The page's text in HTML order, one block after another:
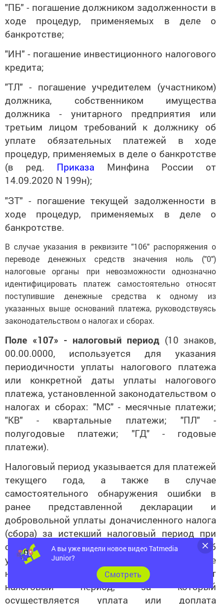
"ПБ" - погашение должником задолженности в
ходе процедур, применяемых в деле о
банкротстве;
"ИН" - погашение инвестиционного налогового
кредита;
"ТЛ" - погашение учредителем (участником)
должника, собственником имущества
должника - унитарного предприятия или
третьим лицом требований к должнику об
уплате обязательных платежей в ходе
процедур, применяемых в деле о банкротстве
(в ред. Приказа Минфина России от
14.09.2020 N 199н);
"ЗТ" - погашение текущей задолженности в
ходе процедур, применяемых в деле о
банкротстве.
В случае указания в реквизите "106" распоряжения о
переводе денежных средств значения ноль ("0")
налоговые органы при невозможности однозначно
идентифицировать платеж самостоятельно относят
поступившие денежные средства к одному из
указанных выше оснований платежа, руководствуясь
законодательством о налогах и сборах.
Поле «107» - налоговый период (10 знаков,
00.00.0000, используется для указания
периодичности уплаты налогового платежа
или конкретной даты уплаты налогового
платежа, установленной законодательством о
налогах и сборах: "МС" - месячные платежи;
"КВ" - квартальные платежи; "ПЛ" -
полугодовые платежи; "ГД" - годовые
платежи).
Налоговый период указывается для платежей
текущего года, а также в случае
самостоятельного обнаружения ошибки в
ранее представленной декларации и
добровольной уплаты доначисленного налога
(сбора) за истекший налоговый период при
отсутствии требования налогового органа об
уплате налогов (сборов). В показателе
налогового периода следует указать тот
налоговый период, за который
осуществляется уплата или доплата
А вы уже видели новое видео Tatmedia
Junior?
Cмотреть